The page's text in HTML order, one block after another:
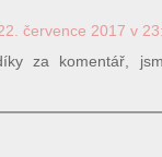
července 2017 v
za komentář,